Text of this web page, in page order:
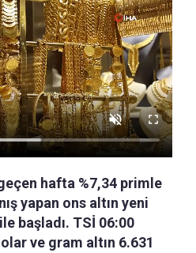
hafta %7,34 primle
yapan ons altın yeni
başladı. TSİ 06:00
ve gram altın 6.631